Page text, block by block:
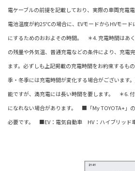
電ケーブルの前提を記載しており、実際の車両充電
電池温度が約25℃の場合に、EVモードからHVモー
にするためのおおよその時間。 ＊4. 充電時間はあ
の残量や外気温、普通充電などの条件により、充電
ます。必ずしも上記掲載の充電時間をお約束するも
季・冬季には充電時間が変化する場合がございます
能ですが、満充電には長い時間を要します。 ＊6.
になれない場合があります。 ■「My TOYOTA+」
必要です。 ■EV：電気自動車 HV：ハイブリッド